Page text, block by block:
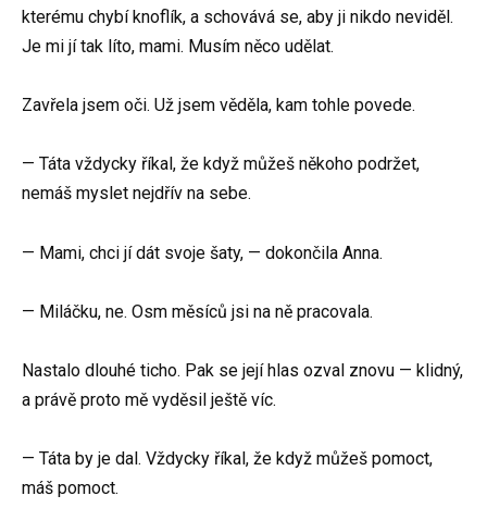
kterému chybí knoflík, a schovává se, aby ji nikdo neviděl.
Je mi jí tak líto, mami. Musím něco udělat.
Zavřela jsem oči. Už jsem věděla, kam tohle povede.
— Táta vždycky říkal, že když můžeš někoho podržet,
nemáš myslet nejdřív na sebe.
— Mami, chci jí dát svoje šaty, — dokončila Anna.
— Miláčku, ne. Osm měsíců jsi na ně pracovala.
Nastalo dlouhé ticho. Pak se její hlas ozval znovu — klidný,
a právě proto mě vyděsil ještě víc.
— Táta by je dal. Vždycky říkal, že když můžeš pomoct,
máš pomoct.